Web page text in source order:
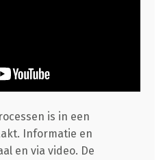
is in een
Informatie en
en via video. De